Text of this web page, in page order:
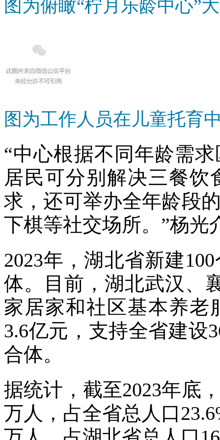
图为俯瞰“柠月乐龄中心”
图为工作人员在儿童托育
“中心根据不同年龄需
居民可分别解决三餐
求，还可举办全年龄段
下棋等社交场所。”杨光
2023年，湖北省新建
体。目前，湖北武汉、
家居家和社区基本养老
3.6亿元，支持全省建设
合体。
据统计，截至2023年底
万人，占全省总人口